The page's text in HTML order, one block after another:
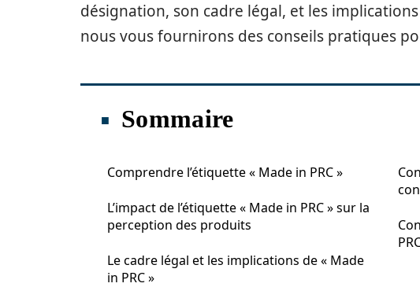
désignation, son cadre légal, et les
nous vous fournirons des conseils pratiques
Sommaire
Comprendre l’étiquette « Made in PRC »
L’impact de l’étiquette « Made in PRC » sur la
perception des produits
Le cadre légal et les implications de « Made
in PRC »